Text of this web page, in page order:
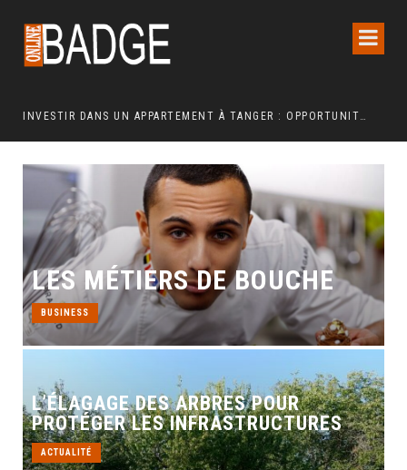
INVESTIR DANS UN APPARTEMENT À TANGER : OPPORTUNITÉS ET POINTS ESSENTIELS À CONNAÎTRE
LES MÉTIERS DE BOUCHE
BUSINESS
L’ÉLAGAGE DES ARBRES POUR
PROTÉGER LES INFRASTRUCTURES
ACTUALITÉ